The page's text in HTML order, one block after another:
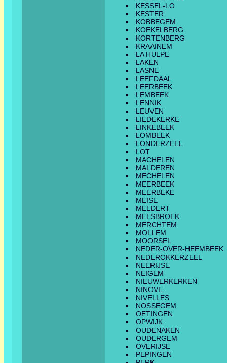
KESSEL-LO
KESTER
KOBBEGEM
KOEKELBERG
KORTENBERG
KRAAINEM
LA HULPE
LAKEN
LASNE
LEEFDAAL
LEERBEEK
LEMBEEK
LENNIK
LEUVEN
LIEDEKERKE
LINKEBEEK
LOMBEEK
LONDERZEEL
LOT
MACHELEN
MALDEREN
MECHELEN
MEERBEEK
MEERBEKE
MEISE
MELDERT
MELSBROEK
MERCHTEM
MOLLEM
MOORSEL
NEDER-OVER-HEEMBEEK
NEDEROKKERZEEL
NEERIJSE
NEIGEM
NIEUWERKERKEN
NINOVE
NIVELLES
NOSSEGEM
OETINGEN
OPWIJK
OUDENAKEN
OUDERGEM
OVERIJSE
PEPINGEN